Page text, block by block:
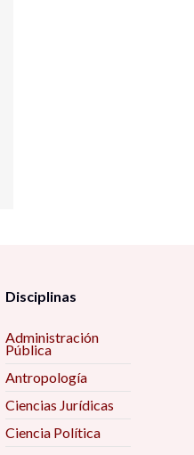
Disciplinas
Administración
Pública
Antropología
Ciencias Jurídicas
Ciencia Política